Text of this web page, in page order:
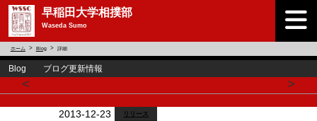
早稲田大学相撲部
Waseda Sumo
ホーム Blog 詳細
Blog ブログ更新情報
< >
2013-12-23 リリース